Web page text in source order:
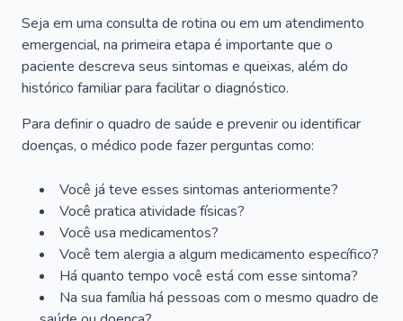
Seja em uma consulta de rotina ou em um atendimento
emergencial, na primeira etapa é importante que o
paciente descreva seus sintomas e queixas, além do
histórico familiar para facilitar o diagnóstico.
Para definir o quadro de saúde e prevenir ou identificar
doenças, o médico pode fazer perguntas como:
Você já teve esses sintomas anteriormente?
Você pratica atividade físicas?
Você usa medicamentos?
Você tem alergia a algum medicamento específico?
Há quanto tempo você está com esse sintoma?
Na sua família há pessoas com o mesmo quadro de